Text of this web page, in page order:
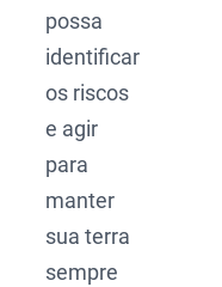
possa
identificar
os riscos
e agir
para
manter
sua terra
sempre